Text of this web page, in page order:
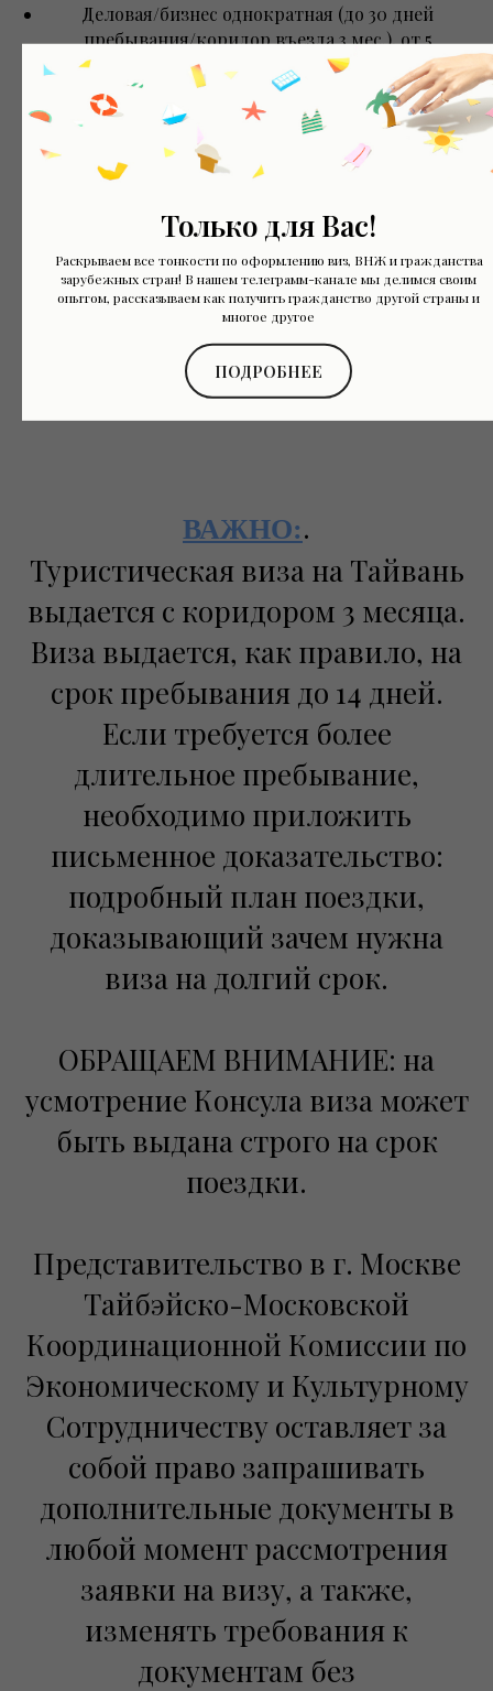
Только для Вас!
Раскрываем все тонкости по оформлению виз, ВНЖ и гражданства
зарубежных стран! В нашем телеграмм-канале мы делимся своим
опытом, рассказываем как получить гражданство другой страны и
многое другое
ПОДРОБНЕЕ
Деловая/бизнес однократная (до 30 дней
пребывания/коридор въезда 3 мес.), от 5
раб.дней - 10 000 руб +50$
Деловая/бизнес однократная (до 30 дней
пребывания/коридор въезда 3 мес.), срочная - 10
000 руб +75$
Мульти туристическая/деловая/бизнес (до 30/90
дней пребывания каждый въезд/коридор
въезда 6/12 мес.) - 10 000 руб + 100$
Мульти туристическая/деловая/бизнес (до 30/90
дней пребывания каждый въезд/коридор
въезда 6/12 мес.) - 10 000 руб + 150$
ВАЖНО:.
Туристическая виза на Тайвань
выдается с коридором 3 месяца.
Виза выдается, как правило, на
срок пребывания до 14 дней.
Если требуется более
длительное пребывание,
необходимо приложить
письменное доказательство:
подробный план поездки,
доказывающий зачем нужна
виза на долгий срок.
ОБРАЩАЕМ ВНИМАНИЕ: на
усмотрение Консула виза может
быть выдана строго на срок
поездки.
Представительство в г. Москве
Тайбэйско-Московской
Координационной Комиссии по
Экономическому и Культурному
Сотрудничеству оставляет за
собой право запрашивать
дополнительные документы в
любой момент рассмотрения
заявки на визу, а также,
изменять требования к
документам без